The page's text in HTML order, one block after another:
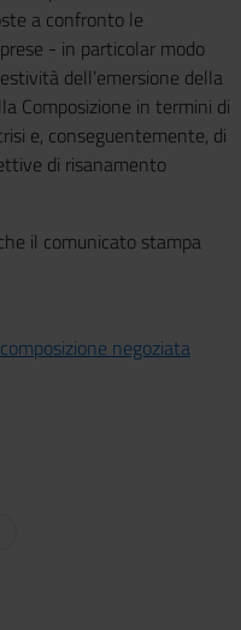
a confronto le
- in particolar modo
dell’emersione della
Composizione in termini di
e, conseguentemente, di
di risanamento
il comunicato stampa
negoziata